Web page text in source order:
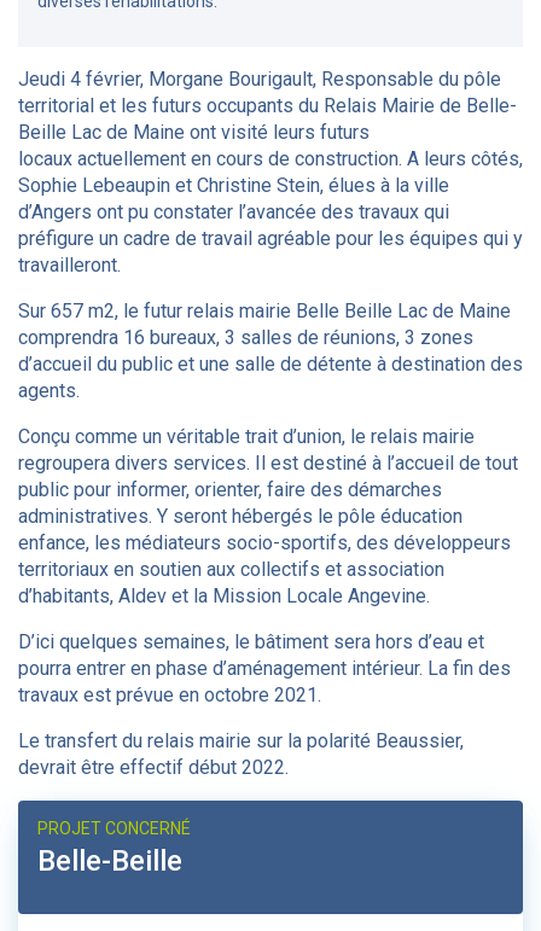
Jeudi 4 février, Morgane Bourigault, Responsable du pôle
territorial et les futurs occupants du Relais Mairie de Belle-
Beille Lac de Maine ont visité leurs futurs
locaux actuellement en cours de construction. A leurs côtés,
Sophie Lebeaupin et Christine Stein, élues à la ville
d’Angers ont pu constater l’avancée des travaux qui
préfigure un cadre de travail agréable pour les équipes qui y
travailleront.
Sur 657 m2, le futur relais mairie Belle Beille Lac de Maine
comprendra 16 bureaux, 3 salles de réunions, 3 zones
d’accueil du public et une salle de détente à destination des
agents.
Conçu comme un véritable trait d’union, le relais mairie
regroupera divers services. Il est destiné à l’accueil de tout
public pour informer, orienter, faire des démarches
administratives. Y seront hébergés le pôle éducation
enfance, les médiateurs socio-sportifs, des développeurs
territoriaux en soutien aux collectifs et association
d’habitants, Aldev et la Mission Locale Angevine.
D’ici quelques semaines, le bâtiment sera hors d’eau et
pourra entrer en phase d’aménagement intérieur. La fin des
travaux est prévue en octobre 2021.
Le transfert du relais mairie sur la polarité Beaussier,
devrait être effectif début 2022.
PROJET CONCERNÉ
Belle-Beille